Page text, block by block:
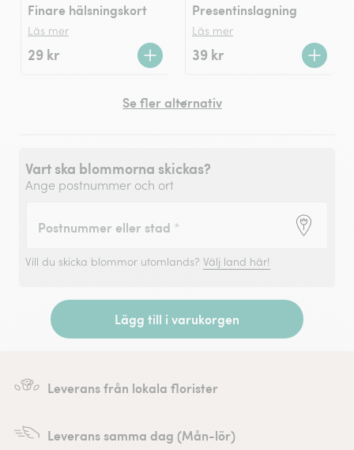
Finare hälsningskort
Läs mer
29 kr
Presentinslagning
Läs mer
39 kr
Se fler alternativ
Vart ska blommorna skickas?
Ange postnummer och ort
Postnummer eller stad *
Vill du skicka blommor utomlands? Välj land här!
Lägg till i varukorgen
Leverans från lokala florister
Leverans samma dag (Mån-lör)